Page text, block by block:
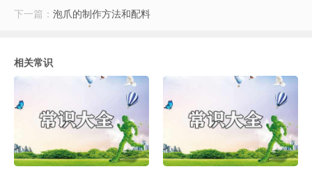
下一篇： 泡爪的制作方法和配料
相关常识